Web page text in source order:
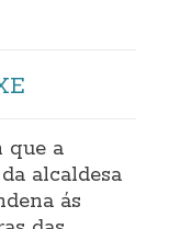
que a
alcaldesa
ás